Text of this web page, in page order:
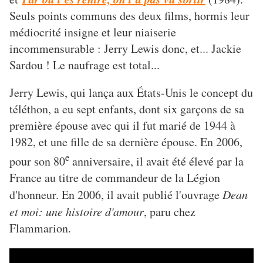
Seuls points communs des deux films, hormis leur
médiocrité insigne et leur niaiserie
incommensurable : Jerry Lewis donc, et... Jackie
Sardou ! Le naufrage est total...
Jerry Lewis, qui lança aux États-Unis le concept du
téléthon, a eu sept enfants, dont six garçons de sa
première épouse avec qui il fut marié de 1944 à
1982, et une fille de sa dernière épouse. En 2006,
pour son 80e anniversaire, il avait été élevé par la
France au titre de commandeur de la Légion
d'honneur. En 2006, il avait publié l'ouvrage Dean
et moi: une histoire d'amour, paru chez
Flammarion.